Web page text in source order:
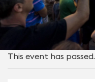
This event has passed.